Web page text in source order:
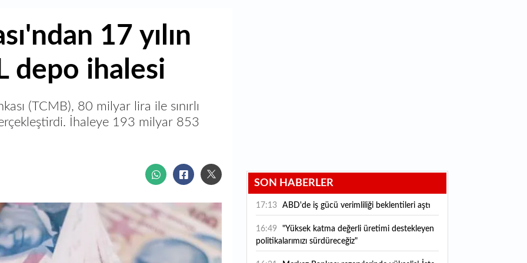
17 yılın
depo ihalesi
(TCMB), 80 milyar lira ile sınırlı
İhaleye 193 milyar 853
SON HABERLER
17:13 ABD'de iş gücü verimliliği beklentileri aştı
16:49
"Yüksek katma değerli üretimi destekleyen
politikalarımızı sürdüreceğiz"